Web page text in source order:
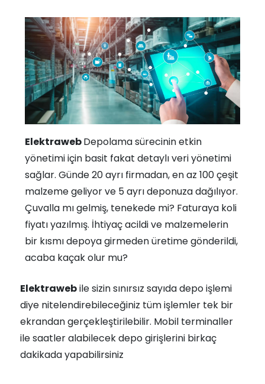
ElektrawebDepolama sürecinin etkin
yönetimi için basit fakat detaylı veri yönetimi
sağlar. Günde 20 ayrı firmadan, en az 100 çeşit
malzeme geliyor ve 5 ayrı deponuza dağılıyor.
Çuvalla mı gelmiş, tenekede mi? Faturaya koli
fiyatı yazılmış. İhtiyaç acildi ve malzemelerin
bir kısmı depoya girmeden üretime gönderildi,
acaba kaçak olur mu?
Elektrawebile sizin sınırsız sayıda depo işlemi
diye nitelendirebileceğiniz tüm işlemler tek bir
ekrandan gerçekleştirilebilir. Mobil terminaller
ile saatler alabilecek depo girişlerini birkaç
dakikada yapabilirsiniz